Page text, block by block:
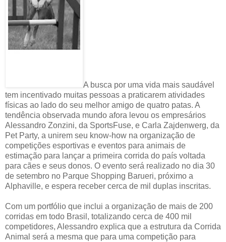
A busca por uma vida mais saudável
tem incentivado muitas pessoas a praticarem atividades
físicas ao lado do seu melhor amigo de quatro patas. A
tendência observada mundo afora levou os empresários
Alessandro Zonzini, da SportsFuse, e Carla Zajdenwerg, da
Pet Party, a unirem seu know-how na organização de
competições esportivas e eventos para animais de
estimação para lançar a primeira corrida do país voltada
para cães e seus donos. O evento será realizado no dia 30
de setembro no Parque Shopping Barueri, próximo a
Alphaville, e espera receber cerca de mil duplas inscritas.
Com um portfólio que inclui a organização de mais de 200
corridas em todo Brasil, totalizando cerca de 400 mil
competidores, Alessandro explica que a estrutura da Corrida
Animal será a mesma que para uma competição para